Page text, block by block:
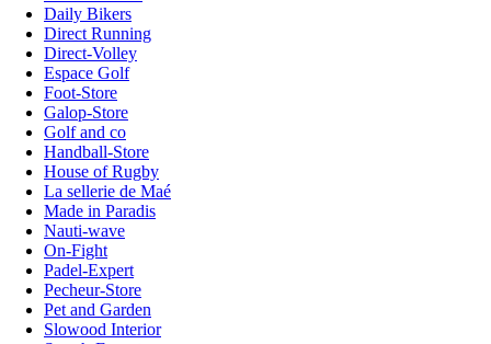
Daily Bikers
Direct Running
Direct-Volley
Espace Golf
Foot-Store
Galop-Store
Golf and co
Handball-Store
House of Rugby
La sellerie de Maé
Made in Paradis
Nauti-wave
On-Fight
Padel-Expert
Pecheur-Store
Pet and Garden
Slowood Interior